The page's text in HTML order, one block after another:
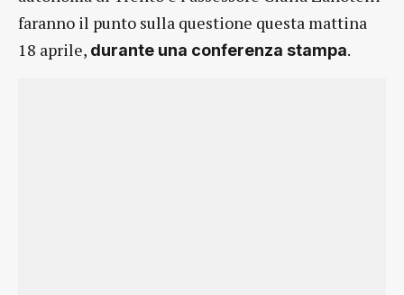
faranno il punto sulla questione questa mattina
18 aprile, durante una conferenza stampa.